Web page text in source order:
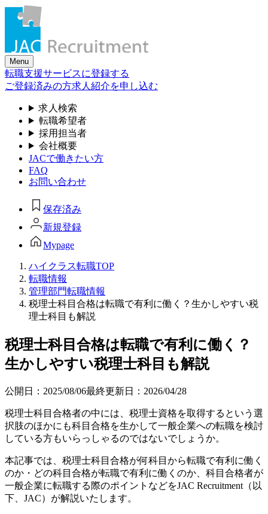
Skip
content
Menu
転職支援サービスに登録する
ご登録済みの方求人紹介を申し込む
求人検索
転職希望者
採用担当者
会社概要
JACで働きたい方
FAQ
お問い合わせ
保存済み
新規登録
Mypage
ハイクラス転職TOP
転職情報
管理部門転職情報
税理士科目合格は転職で有利に働く？生かしやすい税
理士科目も解説
税理士科目合格は転職で有利に働く？
生かしやすい税理士科目も解説
公開日： 2025/08/06最終更新日： 2026/04/28
税理士科目合格者の中には、税理士資格を取得するという選
択肢のほかにも科目合格を生かして一般企業への転職を検討
している方もいらっしゃるのではないでしょうか。
本記事では、税理士科目合格が何科目から転職で有利に働く
のか・どの科目合格が転職で有利に働くのか、科目合格者が
一般企業に転職する際のポイントなどをJAC Recruitment（以
下、JAC）が解説いたします。